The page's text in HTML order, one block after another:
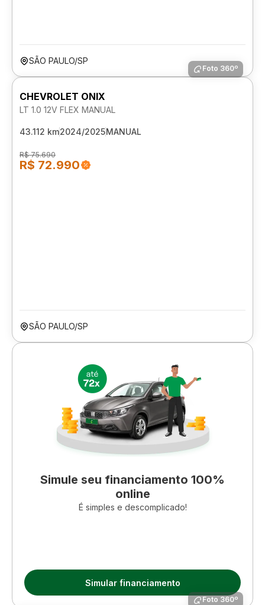
SÃO PAULO/SP
Foto 360º
CHEVROLET ONIX
LT 1.0 12V FLEX MANUAL
43.112 km2024/2025MANUAL
R$ 75.690
R$ 72.990
SÃO PAULO/SP
Simule seu financiamento 100%
online
É simples e descomplicado!
Simular financiamento
Foto 360º